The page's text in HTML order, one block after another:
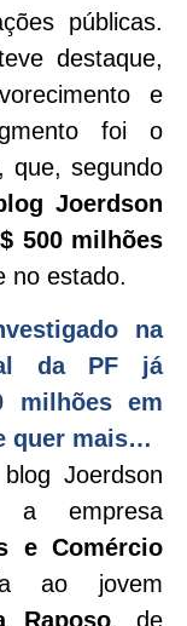
públicas.
destaque,
e
foi o
, que, segundo
Joerdson
500 milhões
no estado.
na
da PF já
milhões em
quer mais…
Joerdson
a empresa
e Comércio
ao jovem
Raposo, de